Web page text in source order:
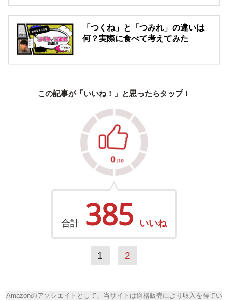
「つくね」と「つみれ」の違いは
何？実際に食べて考えてみた
この記事が「いいね！」と思ったらタップ！
合計 385 いいね
1 2
Amazonのアソシエイトとして、当サイトは適格販売により収入を得てい